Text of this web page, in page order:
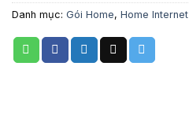
Danh mục: Gói Home, Home Internet